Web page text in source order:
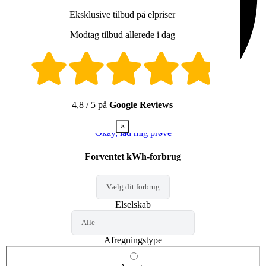
Du kan altid tilbagekalde dit samtykke ved at skrive til:
hej@findelpriser.dk
Derudover vil du blive kontaktet af op til tre af følgende
samarbejdspartnere og giver samtykke til følgende udsagn:
Norlys Energi A/S (CVR: 25118359)
Jeg giver samtykke til, at Norlys Energi A/S må
kontakte mig via telefonopkald, e-mail og sms/mms med
Samtidig giver jeg samtykke til behandling af min
persondata i den forbindelse.
Samtykket kan altid tilbagekaldes ved at kontakte os på
energi@norlys.dkeller ved at klikke på afmeldingslinket
Du kan læse i vorespersondatapolitik
JYSK ENERGI A/S (CVR: 21105848)
Jeg giver hermed mit samtykke til at modtage
markedsføring fra Jysk Energi A/S via e-mail, sms og
telefonopkald vedrørende gode tilbud på energi.
Samtidig giver jeg samtykke til behandling af min
persondata i den forbindelse.
Du kan til enhver tid trække dit samtykke tilbage ved at
kundeservice@jyskenergi.dk
Eksklusive tilbud på elpriser
Modtag tilbud allerede i dag
4,8 / 5 på Google Reviews
×
Okay, lad mig prøve
Forventet kWh-forbrug
Elselskab
Afregningstype